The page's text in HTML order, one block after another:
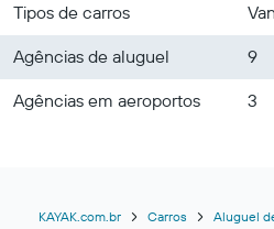
Tipos de carros
Agências de aluguel
9
Agências em aeroportos
3
KAYAK.com.br Carros
Aluguel